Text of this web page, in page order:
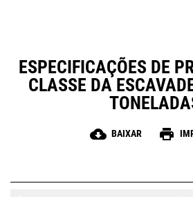
ESPECIFICAÇÕES DE
CLASSE DA
cloud_download BAIXAR print